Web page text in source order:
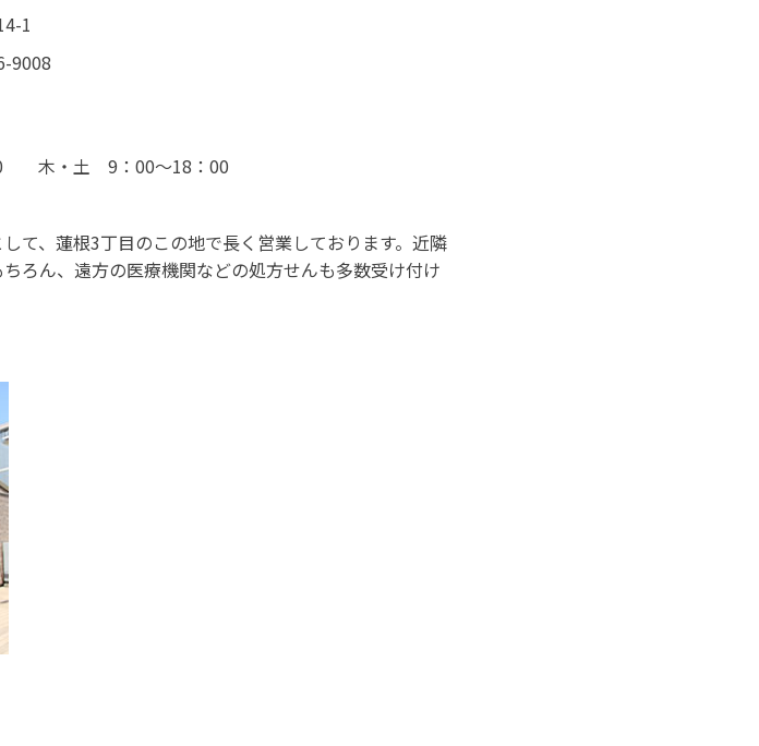
1
9008
木・土 9：00～18：00
て、蓮根3丁目のこの地で長く営業しております。近隣
ろん、遠方の医療機関などの処方せんも多数受け付け